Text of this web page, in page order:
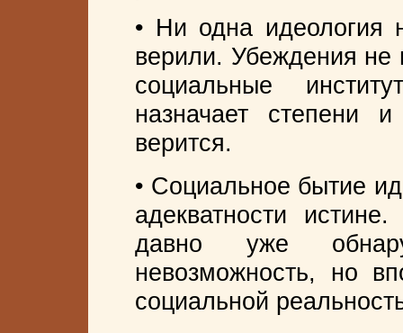
• Ни одна идеология
верили. Убеждения не
социальные
назначает степени
верится.
• Социальное бытие
адекватности
давно уже
невозможность, но
социальной